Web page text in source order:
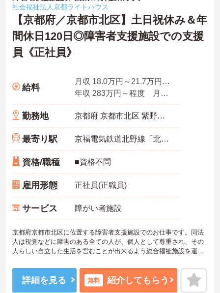
社会福祉法人京都ライトハウス
【京都府／京都市北区】土日祝休み＆年
間休日120日◎障害者支援施設での支援
員《正社員》
給料
月収 18.0万円～21.7万円程度
年収 283万円～程度 月収×12ヶ月＋賞与3.95ヶ月想定
勤務地 京都府 京都市北区 紫野花ノ坊町50
最寄り駅 京福電気鉄道北野線「北野白梅町駅」バス・車10分
資格/職種 ■資格不問
雇用形態 正社員(正職員)
サービス 障がい者施設
京都府京都市北区に位置する障害者支援施設でのお仕事です。同法
人は視覚などに障害のある全ての人が、個人として尊重され、その
人らしい自立した生活を営むことが出来るよう総合福祉施設を運営
ビリテーション支援員業務をお任せいたします。日勤帯のみ、土日
祝がお休みのため、メリハリのある勤務が可能です。ご興味ある方
には、面接対策ポイントなど、さらに詳細をお話しいたしますので
詳細を見る 無料 紹介してもらう